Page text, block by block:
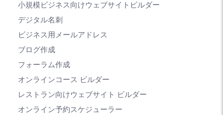
小規模ビジネス向けウェブサイトビルダー
デジタル名刺
ビジネス用メールアドレス
ブログ作成
フォーラム作成
オンラインコース ビルダー
レストラン向けウェブサイト ビルダー
オンライン予約スケジューラー